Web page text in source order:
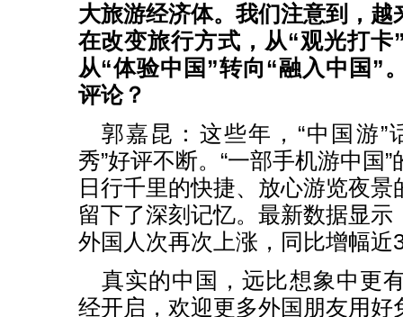
大旅游经济体。我们注意到，越
在改变旅行方式，从“观光打卡
从“体验中国”转向“融入中国”
评论？
郭嘉昆：这些年，“中国游”
秀”好评不断。“一部手机游中国
日行千里的快捷、放心游览夜
留下了深刻记忆。最新数据显
外国人次再次上涨，同比增幅近
真实的中国，远比想象中更
经开启，欢迎更多外国朋友用好